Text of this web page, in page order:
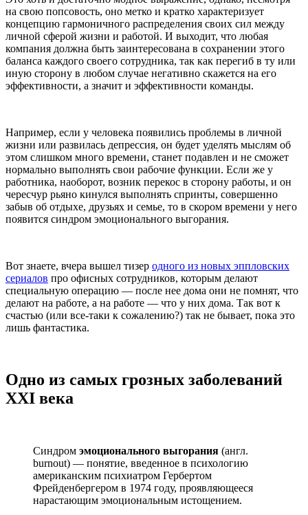
на свою попсовость, оно метко и кратко характеризует
концепцию гармоничного распределения своих сил между
личной сферой жизни и работой. И выходит, что любая
компания должна быть заинтересована в сохранении этого
баланса каждого своего сотрудника, так как перегиб в ту или
иную сторону в любом случае негативно скажется на его
эффективности, а значит и эффективности команды.
Например, если у человека появились проблемы в личной
жизни или развилась депрессия, он будет уделять мыслям об
этом слишком много времени, станет подавлен и не сможет
нормально выполнять свои рабочие функции. Если же у
работника, наоборот, возник перекос в сторону работы, и он
чересчур рьяно кинулся выполнять спринты, совершенно
забыв об отдыхе, друзьях и семье, то в скором времени у него
появится синдром эмоционального выгорания.
Вот знаете, вчера вышел тизер одного из новых эппловских
сериалов про офисных сотрудников, которым делают
специальную операцию — после нее дома они не помнят, что
делают на работе, а на работе — что у них дома. Так вот к
счастью (или все-таки к сожалению?) так не бывает, пока это
лишь фантастика.
Одно из самых грозных заболеваний
XXI века
Синдром эмоционального выгорания (англ.
burnout) — понятие, введенное в психологию
американским психиатром Гербертом
Фрейденбергером в 1974 году, проявляющееся
нарастающим эмоциональным истощением.